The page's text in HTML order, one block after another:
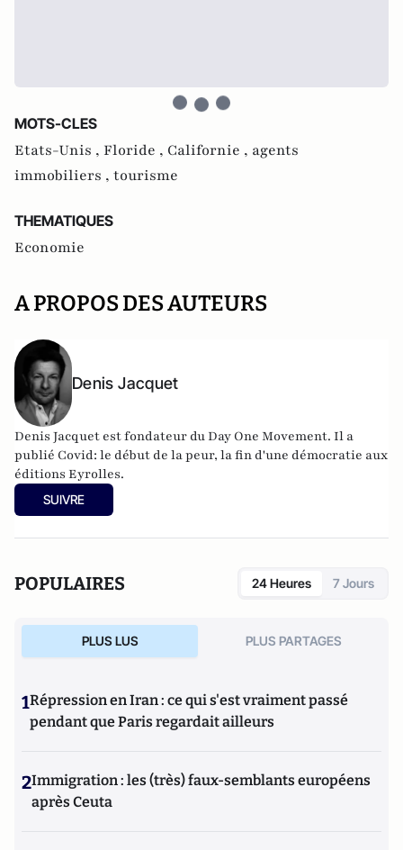
MOTS-CLES
Etats-Unis , Floride , Californie , agents
immobiliers , tourisme
THEMATIQUES
Economie
A PROPOS DES AUTEURS
Denis Jacquet
Denis Jacquet est fondateur du Day One Movement. Il a
publié Covid: le début de la peur, la fin d'une démocratie aux
éditions Eyrolles.
SUIVRE
POPULAIRES 24 Heures 7 Jours
PLUS LUS PLUS PARTAGES
1Répression en Iran : ce qui s'est vraiment passé
pendant que Paris regardait ailleurs
2Immigration : les (très) faux-semblants européens
après Ceuta